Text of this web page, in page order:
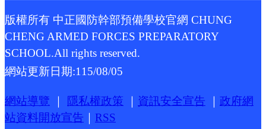
版權所有 中正國防幹部預備學校官網 CHUNG
CHENG ARMED FORCES PREPARATORY
SCHOOL.All rights reserved.
網站更新日期:115/08/05
網站導覽 隱私權政策 資訊安全宣告
政府網
站資料開放宣告
RSS